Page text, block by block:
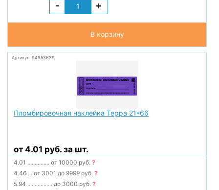
- +
В корзину
Артикул: 94953639
Пломбировочная наклейка Терра 21*66
от 4.01 руб. за шт.
4.01 ............... от 10000 руб.?
4.46 ... от 3001 до 9999 руб.?
5.94 ................. до 3000 руб.?